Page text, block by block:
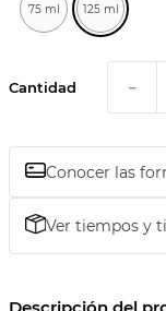
75 ml 125 ml
Cantidad －
Conocer las
Ver tiempos y
Descripción del